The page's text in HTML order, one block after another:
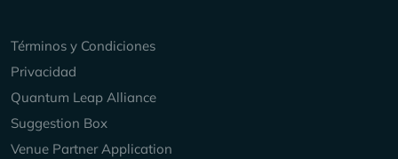
Keep Exploring
Términos y Condiciones
Privacidad
Quantum Leap Alliance
Suggestion Box
Venue Partner Application